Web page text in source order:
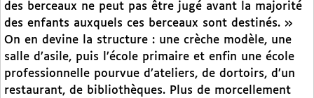
des berceaux ne peut pas être jugé avant la majorité
des enfants auxquels ces berceaux sont destinés. »
On en devine la structure : une crèche modèle, une
salle d’asile, puis l’école primaire et enfin une école
professionnelle pourvue d’ateliers, de dortoirs, d’un
restaurant, de bibliothèques. Plus de morcellement